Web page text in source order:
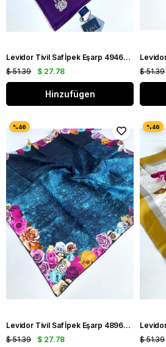
Levidor Tivil Saf İpek Eşarp 49465 Mor Karışık Desen
$ 27.78
$ 51.39
Hinzufügen
$ 51.39
Levidor Tivil Saf İpek Eşarp 48967 Mavi Karışık Desen
$ 27.78
$ 51.39 $ 51.39